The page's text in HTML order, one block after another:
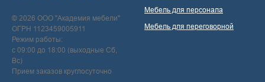
© 2026 ООО "Академия мебели"
ОГРН 1123459005911
Режим работы:
с 09:00 до 18:00 (выходные Сб,
Вс)
Прием заказов круглосуточно
Мебель для персонала
Мебель для переговорной